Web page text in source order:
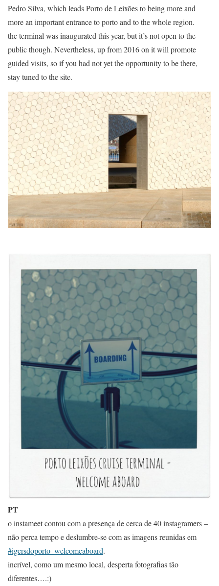
Pedro Silva, which leads Porto de Leixões to being more and
more an important entrance to porto and to the whole region.
the terminal was inaugurated this year, but it’s not open to the
public though. Nevertheless, up from 2016 on it will promote
guided visits, so if you had not yet the opportunity to be there,
stay tuned to the site.
PT
o instameet contou com a presença de cerca de 40 instagramers –
não perca tempo e deslumbre-se com as imagens reunidas em
#igersdoporto_welcomeaboard.
incrível, como um mesmo local, desperta fotografias tão
diferentes….:)